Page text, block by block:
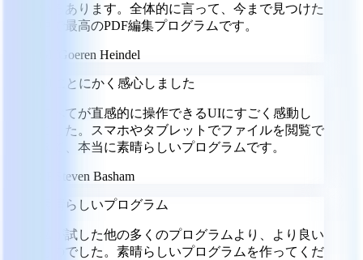
いろあります。全体的に言って、今まで見つけた
中で最高のPDF編集プログラムです。
Goeren Heindel
UIにとにかく感心しました
すべてが直感的に操作できるUIにすごく感動し
ました。スマホやタブレットでファイルを閲覧で
きて、本当に素晴らしいプログラムです。
Steven Basham
素晴らしいプログラム
私が試した他の多くのプログラムより、より良い
ものでした。素晴らしいプログラムを作ってくだ